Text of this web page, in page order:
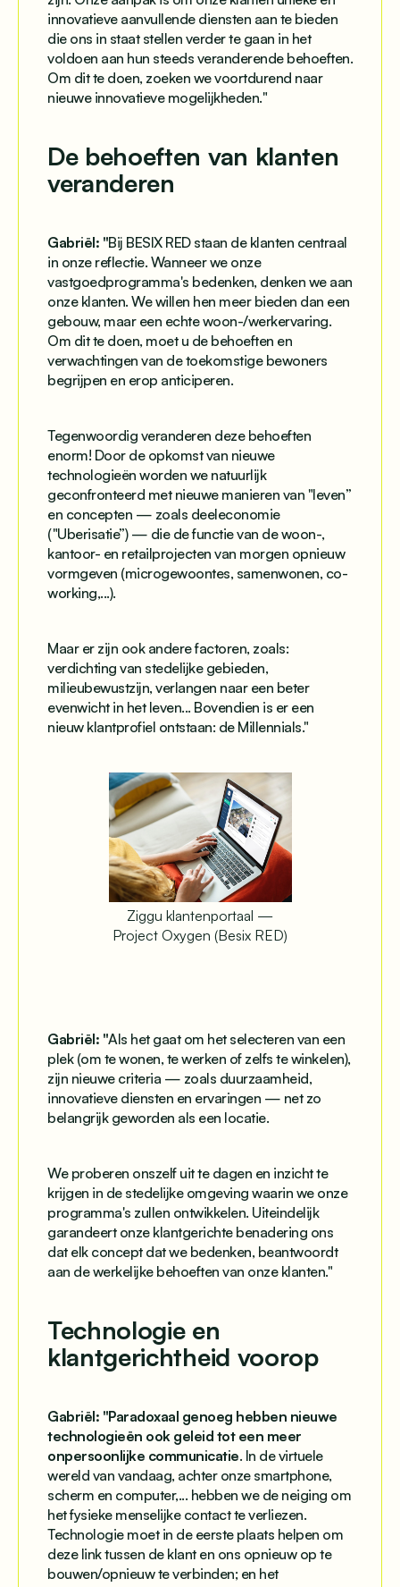
innovatieve aanvullende diensten aan te bieden
die ons in staat stellen verder te gaan in het
voldoen aan hun steeds veranderende behoeften.
Om dit te doen, zoeken we voortdurend naar
nieuwe innovatieve mogelijkheden."
De behoeften van klanten
veranderen
Gabriël: "Bij BESIX RED staan de klanten centraal
in onze reflectie. Wanneer we onze
vastgoedprogramma's bedenken, denken we aan
onze klanten. We willen hen meer bieden dan een
gebouw, maar een echte woon-/werkervaring.
Om dit te doen, moet u de behoeften en
verwachtingen van de toekomstige bewoners
begrijpen en erop anticiperen.
Tegenwoordig veranderen deze behoeften
enorm! Door de opkomst van nieuwe
technologieën worden we natuurlijk
geconfronteerd met nieuwe manieren van "leven”
en concepten — zoals deeleconomie
("Uberisatie”) — die de functie van de woon-,
kantoor- en retailprojecten van morgen opnieuw
vormgeven (microgewoontes, samenwonen, co-
working,...).
Maar er zijn ook andere factoren, zoals:
verdichting van stedelijke gebieden,
milieubewustzijn, verlangen naar een beter
evenwicht in het leven... Bovendien is er een
nieuw klantprofiel ontstaan: de Millennials."
Ziggu klantenportaal —
Project Oxygen (Besix RED)
Gabriël: "Als het gaat om het selecteren van een
plek (om te wonen, te werken of zelfs te winkelen),
zijn nieuwe criteria — zoals duurzaamheid,
innovatieve diensten en ervaringen — net zo
belangrijk geworden als een locatie.
We proberen onszelf uit te dagen en inzicht te
krijgen in de stedelijke omgeving waarin we onze
programma's zullen ontwikkelen. Uiteindelijk
garandeert onze klantgerichte benadering ons
dat elk concept dat we bedenken, beantwoordt
aan de werkelijke behoeften van onze klanten."
Technologie en
klantgerichtheid voorop
Gabriël: "Paradoxaal genoeg hebben nieuwe
technologieën ook geleid tot een meer
onpersoonlijke communicatie. In de virtuele
wereld van vandaag, achter onze smartphone,
scherm en computer,... hebben we de neiging om
het fysieke menselijke contact te verliezen.
Technologie moet in de eerste plaats helpen om
deze link tussen de klant en ons opnieuw op te
bouwen/opnieuw te verbinden; en het